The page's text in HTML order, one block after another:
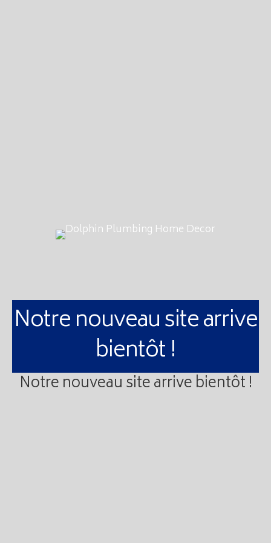
Notre nouveau site arrive
bientôt !
Notre nouveau site arrive bientôt !